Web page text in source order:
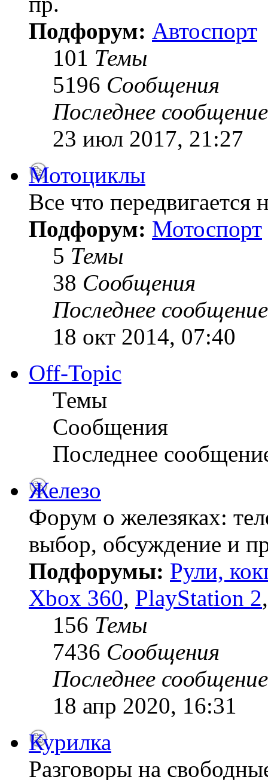
Подфорум: Автоспорт
101 Темы
5196 Сообщения
Последнее сообщение
23 июл 2017, 21:27
Мотоциклы
Все что передвигается
Подфорум: Мотоспорт
5 Темы
38 Сообщения
Последнее сообщение
18 окт 2014, 07:40
Off-Topic
Темы
Сообщения
Последнее
Железо
Форум о железяках:
выбор, обсуждение и
Подфорумы: Рули,
Xbox 360, PlayStation 2
156 Темы
7436 Сообщения
Последнее сообщение
18 апр 2020, 16:31
Курилка
Разговоры на